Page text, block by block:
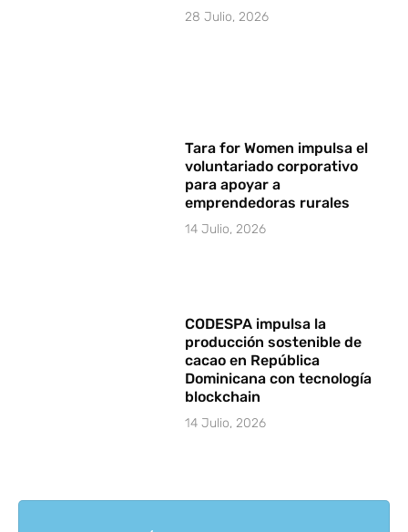
28 Julio, 2026
Tara for Women impulsa el
voluntariado corporativo
para apoyar a
emprendedoras rurales
14 Julio, 2026
CODESPA impulsa la
producción sostenible de
cacao en República
Dominicana con tecnología
blockchain
14 Julio, 2026